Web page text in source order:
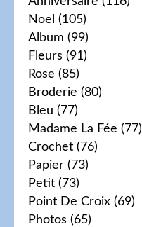
Noel (105)
Album (99)
Fleurs (91)
Rose (85)
Broderie (80)
Bleu (77)
Madame La Fée (77)
Crochet (76)
Papier (73)
Petit (73)
Point De Croix (69)
Photos (65)